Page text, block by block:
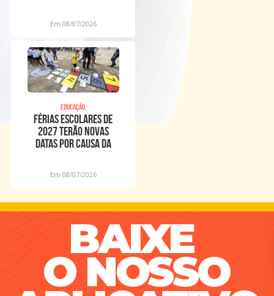
Em 08/07/2026
Educação,
Férias escolares de
2027 terão novas
datas por causa da
Em 08/07/2026